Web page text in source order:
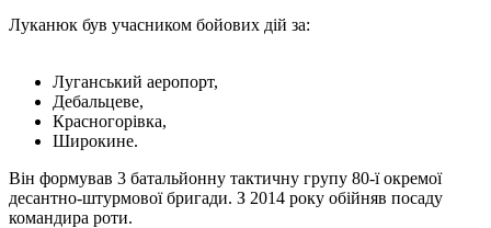
Луканюк був учасником бойових дій за:
Луганський аеропорт,
Дебальцеве,
Красногорівка,
Широкине.
Він формував 3 батальйонну тактичну групу 80-ї окремої
десантно-штурмової бригади. З 2014 року обійняв посаду
командира роти.